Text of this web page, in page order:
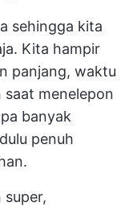
sehingga kita
Kita hampir
panjang, waktu
menelepon
banyak
penuh
super,